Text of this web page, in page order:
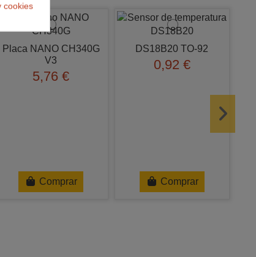
Placa NANO CH340G
V3
5,76 €
Comprar
DS18B20 TO-92
0,92 €
Comprar
cookies